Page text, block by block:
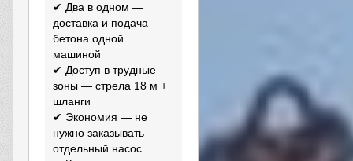
✔ Два в одном —
доставка и подача
бетона одной
машиной
✔ Доступ в трудные
зоны — стрела 18 м +
шланги
✔ Экономия — не
нужно заказывать
отдельный насос